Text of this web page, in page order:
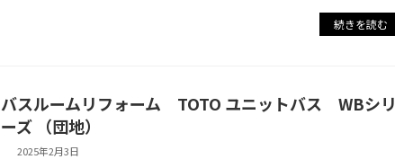
続きを読む
バスルームリフォーム TOTO ユニットバス WBシリ
ーズ （団地）
2025年2月3日